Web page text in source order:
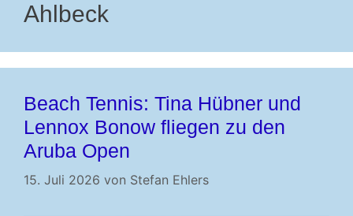
Ahlbeck
Beach Tennis: Tina Hübner und
Lennox Bonow fliegen zu den
Aruba Open
15. Juli 2026 von Stefan Ehlers